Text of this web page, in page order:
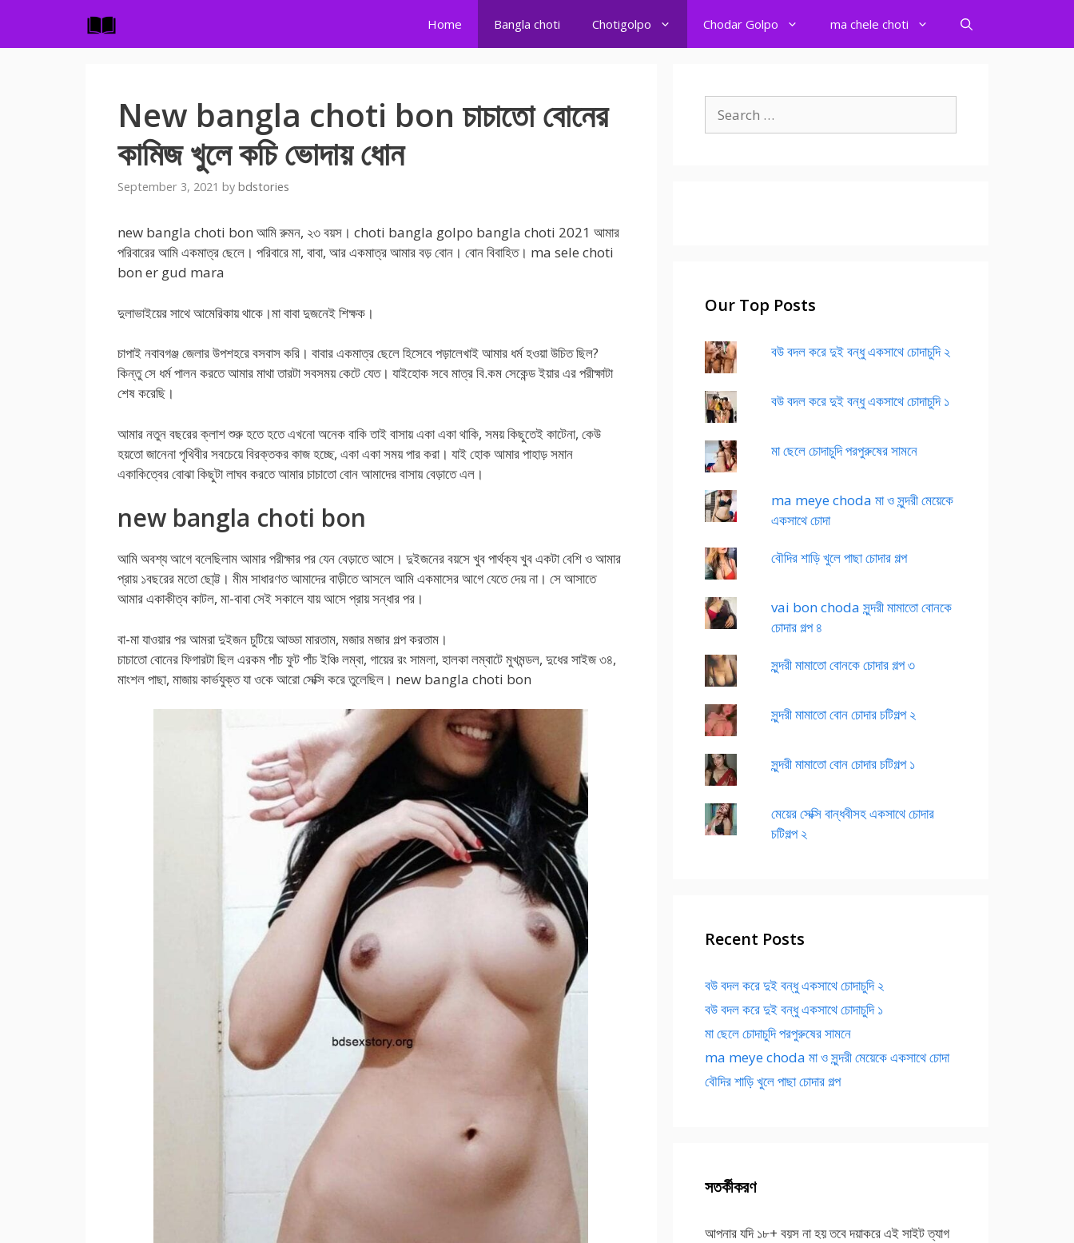
content
Home Bangla choti Chotigolpo Chodar Golpo ma chele choti
New bangla choti bon চাচাতো বোনের
কামিজ খুলে কচি ভোদায় ধোন
September 3, 2021 by bdstories
new bangla choti bon আমি রুমন, ২৩ বয়স। choti bangla golpo bangla choti 2021 আমার
পরিবারের আমি একমাত্র ছেলে। পরিবারে মা, বাবা, আর একমাত্র আমার বড় বোন। বোন বিবাহিত। ma sele choti
bon er gud mara
দুলাভাইয়ের সাথে আমেরিকায় থাকে।মা বাবা দুজনেই শিক্ষক।
চাপাই নবাবগঞ্জ জেলার উপশহরে বসবাস করি। বাবার একমাত্র ছেলে হিসেবে পড়ালেখাই আমার ধর্ম হওয়া উচিত ছিল?
কিন্তু সে ধর্ম পালন করতে আমার মাথা তারটা সবসময় কেটে যেত। যাইহোক সবে মাত্র বি.কম সেকেন্ড ইয়ার এর পরীক্ষাটা
শেষ করেছি।
আমার নতুন বছরের ক্লাশ শুরু হতে হতে এখনো অনেক বাকি তাই বাসায় একা একা থাকি, সময় কিছুতেই কাটেনা, কেউ
হয়তো জানেনা পৃথিবীর সবচেয়ে বিরক্তকর কাজ হচ্ছে, একা একা সময় পার করা। যাই হোক আমার পাহাড় সমান
একাকিত্বের বোঝা কিছুটা লাঘব করতে আমার চাচাতো বোন আমাদের বাসায় বেড়াতে এল।
new bangla choti bon
আমি অবশ্য আগে বলেছিলাম আমার পরীক্ষার পর যেন বেড়াতে আসে। দুইজনের বয়সে খুব পার্থক্য খুব একটা বেশি ও আমার
প্রায় ১বছরের মতো ছো্ট্ট। মীম সাধারণত আমাদের বাড়ীতে আসলে আমি একমাসের আগে যেতে দেয় না। সে আসাতে
আমার একাকীত্ব কাটল, মা-বাবা সেই সকালে যায় আসে প্রায় সন্ধার পর।
বা-মা যাওয়ার পর আমরা দুইজন চুটিয়ে আড্ডা মারতাম, মজার মজার গল্প করতাম।
চাচাতো বোনের ফিগারটা ছিল এরকম পাঁচ ফুট পাঁচ ইঞ্চি লম্বা, গায়ের রং সামলা, হালকা লম্বাটে মুখমন্ডল, দুধের সাইজ ৩৪,
মাংশল পাছা, মাজায় কার্ভযুক্ত যা ওকে আরো সেক্সি করে তুলেছিল। new bangla choti bon
for:
Our Top Posts
বউ বদল করে দুই বন্ধু একসাথে চোদাচুদি ২
বউ বদল করে দুই বন্ধু একসাথে চোদাচুদি ১
মা ছেলে চোদাচুদি পরপুরুষের সামনে
ma meye choda মা ও সুন্দরী মেয়েকে
একসাথে চোদা
বৌদির শাড়ি খুলে পাছা চোদার গল্প
vai bon choda সুন্দরী মামাতো বোনকে
চোদার গল্প ৪
সুন্দরী মামাতো বোনকে চোদার গল্প ৩
সুন্দরী মামাতো বোন চোদার চটিগল্প ২
সুন্দরী মামাতো বোন চোদার চটিগল্প ১
মেয়ের সেক্সি বান্ধবীসহ একসাথে চোদার
চটিগল্প ২
Recent Posts
বউ বদল করে দুই বন্ধু একসাথে চোদাচুদি ২
বউ বদল করে দুই বন্ধু একসাথে চোদাচুদি ১
মা ছেলে চোদাচুদি পরপুরুষের সামনে
ma meye choda মা ও সুন্দরী মেয়েকে একসাথে চোদা
বৌদির শাড়ি খুলে পাছা চোদার গল্প
সতর্কীকরণ
আপনার যদি ১৮+ বয়স না হয় তবে দয়াকরে এই সাইট ত্যাগ